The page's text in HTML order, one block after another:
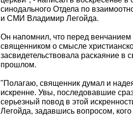
синодального Отдела по
и СМИ Владимир Легойда.
Он напомнил, что перед венчанием
священником о смысле
засвидетельствовала раскаяние в
прошлом.
"Полагаю, священник думал и
искренне. Увы, последовавшие
серьезный повод в этой
Легойда, задавшись вопросом,